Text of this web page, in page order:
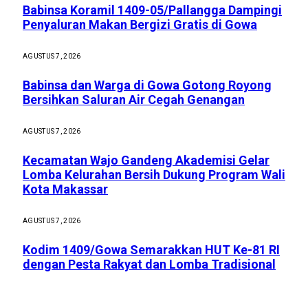
Babinsa Koramil 1409-05/Pallangga Dampingi
Penyaluran Makan Bergizi Gratis di Gowa
AGUSTUS 7, 2026
Babinsa dan Warga di Gowa Gotong Royong
Bersihkan Saluran Air Cegah Genangan
AGUSTUS 7, 2026
Kecamatan Wajo Gandeng Akademisi Gelar
Lomba Kelurahan Bersih Dukung Program Wali
Kota Makassar
AGUSTUS 7, 2026
Kodim 1409/Gowa Semarakkan HUT Ke-81 RI
dengan Pesta Rakyat dan Lomba Tradisional